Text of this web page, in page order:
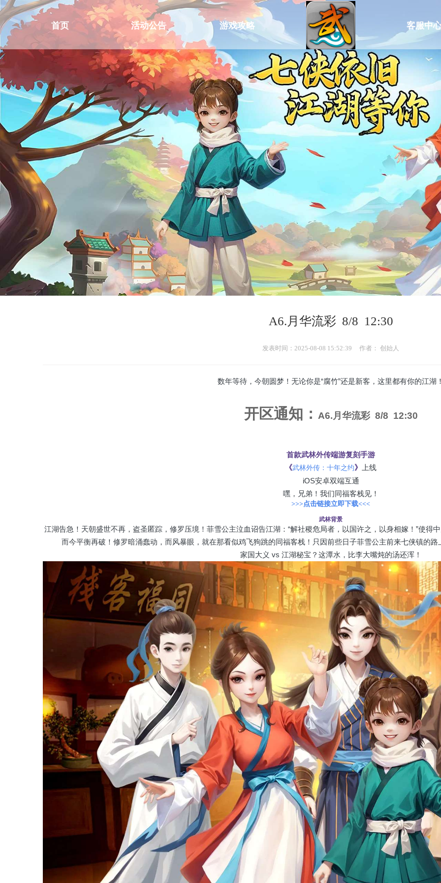
首页 活动公告 游戏攻略 客服中
A6.月华流彩 8/8 12:30
发表时间：2025-08-08 15:52:39 作者： 创始人
数年等待，今朝圆梦！无论你是“腐竹”还是新客，这里都有你的江湖
开区通知： A6.月华流彩 8/8 12:30
首款武林外传端游复刻手游
《武林外传：十年之约》
上线
iOS安卓双端互通
嘿，兄弟！我们同福客栈见！
>>>点击链接立即下载<<<
武林背景
江湖告急！天朝盛世不再，盗圣匿踪，修罗压境！菲雪公主泣血诏告江湖：“解社稷危局者，以国许之，以身相嫁！”使得
而今平衡再破！修罗暗涌蠢动，而风暴眼，就在那看似鸡飞狗跳的同福客栈！只因前些日子菲雪公主前来七侠镇的
家国大义 vs 江湖秘宝？这潭水，比李大嘴炖的汤还浑！